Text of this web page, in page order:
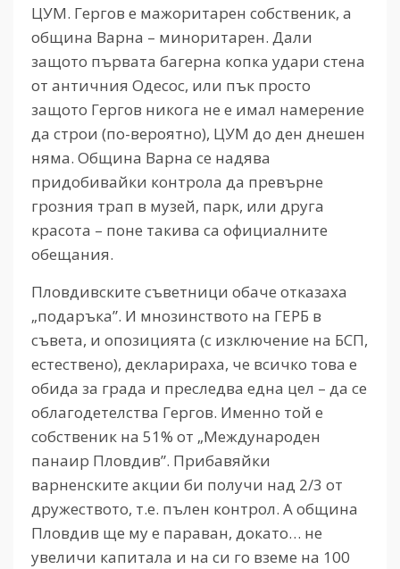
ЦУМ. Гергов е мажоритарен собственик, а
община Варна – миноритарен. Дали
защото първата багерна копка удари стена
от античния Одесос, или пък просто
защото Гергов никога не е имал намерение
да строи (по-вероятно), ЦУМ до ден днешен
няма. Община Варна се надява
придобивайки контрола да превърне
грозния трап в музей, парк, или друга
красота – поне такива са официалните
обещания.
Пловдивските съветници обаче отказаха
„подаръка”. И мнозинството на ГЕРБ в
съвета, и опозицията (с изключение на БСП,
естествено), декларираха, че всичко това е
обида за града и преследва една цел – да се
облагодетелства Гергов. Именно той е
собственик на 51% от „Международен
панаир Пловдив”. Прибавяйки
варненските акции би получи над 2/3 от
дружеството, т.е. пълен контрол. А община
Пловдив ще му е параван, докато… не
увеличи капитала и на си го вземе на 100